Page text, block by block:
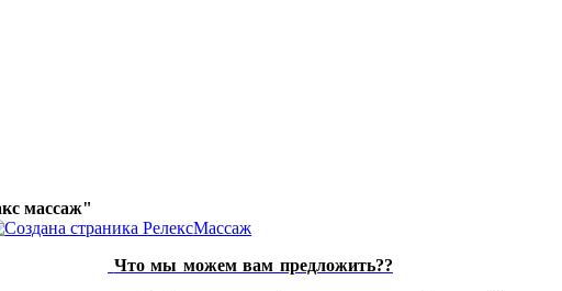
массаж"
Что мы можем вам предложить??